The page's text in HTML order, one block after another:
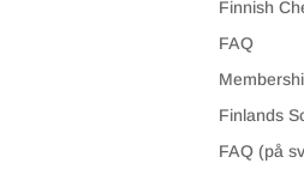
Finnish
FAQ
Finlands
FAQ (på